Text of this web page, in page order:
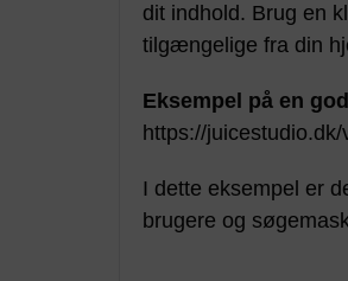
dit indhold. Brug en
tilgængelige fra din
Eksempel på en
https://
I dette eksempel er
brugere og